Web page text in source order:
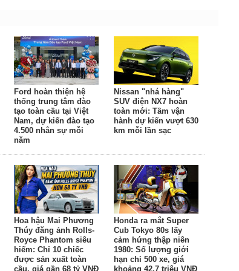
Ford hoàn thiện hệ
thống trung tâm đào
tạo toàn cầu tại Việt
Nam, dự kiến đào tạo
4.500 nhân sự mỗi
năm
Nissan "nhá hàng"
SUV điện NX7 hoàn
toàn mới: Tầm vận
hành dự kiến vượt 630
km mỗi lần sạc
Hoa hậu Mai Phương
Thúy đăng ảnh Rolls-
Royce Phantom siêu
hiếm: Chỉ 10 chiếc
được sản xuất toàn
cầu, giá gần 68 tỷ VNĐ
Honda ra mắt Super
Cub Tokyo 80s lấy
cảm hứng thập niên
1980: Số lượng giới
hạn chỉ 500 xe, giá
khoảng 42,7 triệu VNĐ